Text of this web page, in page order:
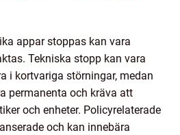
appar stoppas kan vara
Tekniska stopp kan vara
i kortvariga störningar, medan
permanenta och kräva att
och enheter. Policyrelaterade
och kan innebära